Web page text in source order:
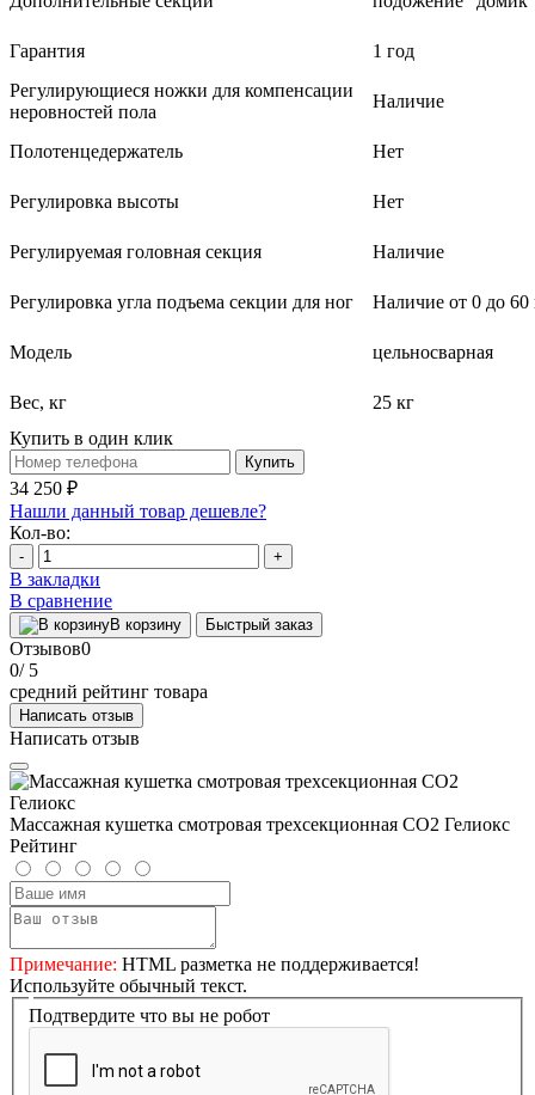
Гарантия
1 год
Регулирующиеся ножки для компенсации
неровностей пола
Наличие
Полотенцедержатель Нет
Регулировка высоты Нет
Регулируемая головная секция Наличие
Регулировка угла подъема секции для ног Наличие от 0 до 60
Модель цельносварная
Вес, кг
25 кг
Купить в один клик
Купить
34 250 ₽
Нашли данный товар дешевле?
Кол-во:
- +
В закладки
В сравнение
В корзину Быстрый заказ
Отзывов0
0/ 5
средний рейтинг товара
Написать отзыв
Написать отзыв
Массажная кушетка смотровая трехсекционная CO2 Гелиокс
Рейтинг
Примечание: HTML разметка не поддерживается!
Используйте обычный текст.
Подтвердите что вы не робот